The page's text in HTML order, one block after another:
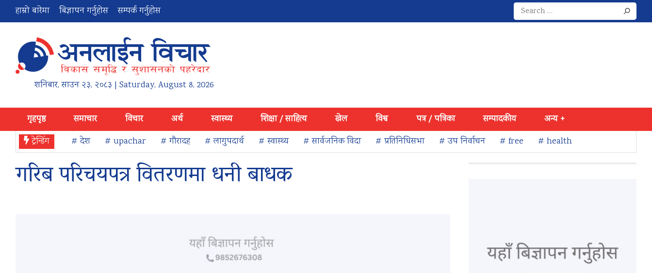
हाम्रो बारेमा बिज्ञापन गर्नुहोस सम्पर्क गर्नुहोस
Search
for:
शनिबार,साउन २३, २०८३ | Saturday, August 8, 2026
गृहपृष्ठ समाचार विचार अर्थ स्वास्थ्य शिक्षा / साहित्य खेल विश्व पत्र / पत्रिका सम्पादकीय
अन्य +
ट्रेन्डिंग
# देश # upachar # गौरादह # लागुपदार्थ # स्वास्थ्य # सार्वजनिक विदा # प्रतिनिधिसभा # उप निर्वाचन # free # health
गरिब परिचयपत्र वितरणमा धनी बाधक